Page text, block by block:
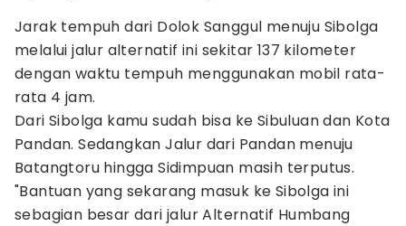
Jarak tempuh dari Dolok Sanggul menuju Sibolga
melalui jalur alternatif ini sekitar 137 kilometer
dengan waktu tempuh menggunakan mobil rata-
rata 4 jam.
Dari Sibolga kamu sudah bisa ke Sibuluan dan Kota
Pandan. Sedangkan Jalur dari Pandan menuju
Batangtoru hingga Sidimpuan masih terputus.
"Bantuan yang sekarang masuk ke Sibolga ini
sebagian besar dari jalur Alternatif Humbang